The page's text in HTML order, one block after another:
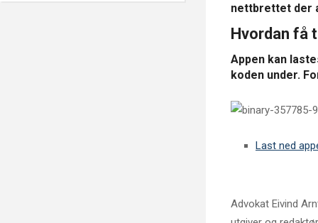
nettbrettet der
Hvordan få
Appen kan
koden under.
Last ned
Advokat Eivind